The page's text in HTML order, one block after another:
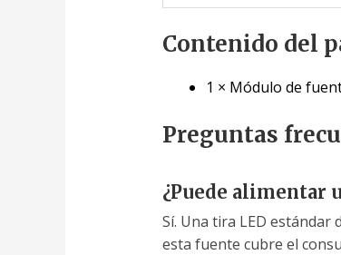
Contenido del
1 × Módulo de
Preguntas
¿Puede alimentar
Sí. Una tira LED estándar
esta fuente cubre el